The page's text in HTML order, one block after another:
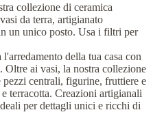
collezione di ceramica
da terra, artigianato
un unico posto. Usa i filtri per
l'arredamento della tua casa con
Oltre ai vasi, la nostra collezione
centrali, figurine, fruttiere e
terracotta. Creazioni artigianali
per dettagli unici e ricchi di